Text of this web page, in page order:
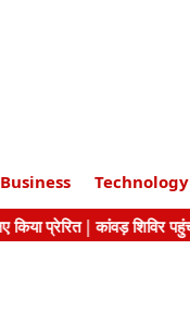
Business Technology